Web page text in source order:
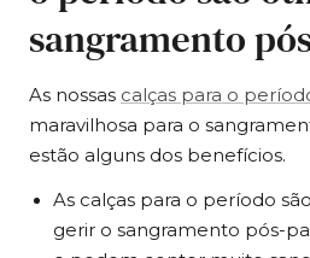
sangramento
As nossas calças para o
maravilhosa para o
estão alguns dos benefícios.
As calças para o período
gerir o sangramento pós-